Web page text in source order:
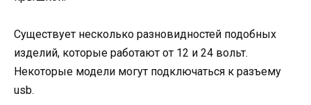
Существует несколько разновидностей подобных
изделий, которые работают от 12 и 24 вольт.
Некоторые модели могут подключаться к разъему
usb.